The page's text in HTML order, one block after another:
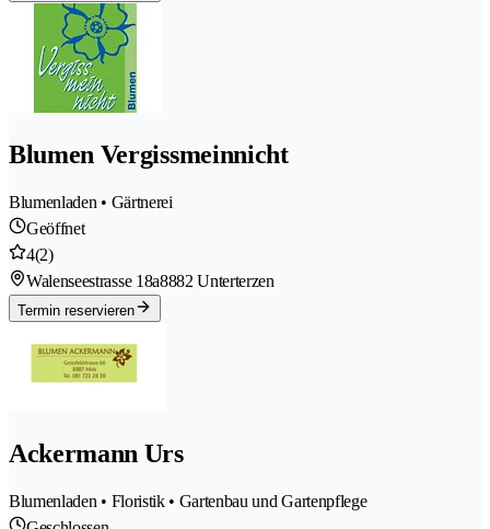
Blumen Vergissmeinnicht
Blumenladen • Gärtnerei
Geöffnet
4(2)
Walenseestrasse 18a8882 Unterterzen
Termin reservieren
Ackermann Urs
Blumenladen • Floristik • Gartenbau und Gartenpflege